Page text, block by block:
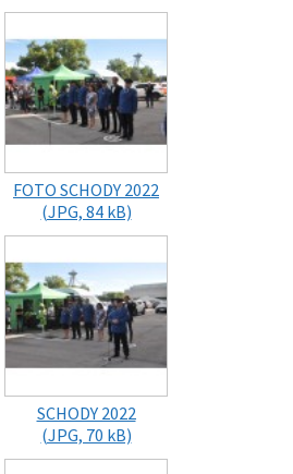
FOTO SCHODY 2022
(JPG, 84 kB)
SCHODY 2022
(JPG, 70 kB)